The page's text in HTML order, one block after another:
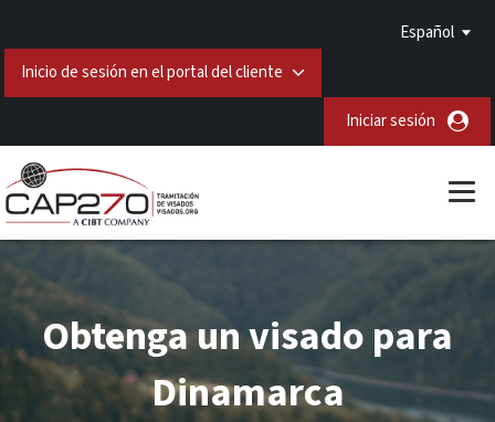
Español
Inicio de sesión en el portal del cliente
Iniciar sesión
Obtenga un visado para
Dinamarca